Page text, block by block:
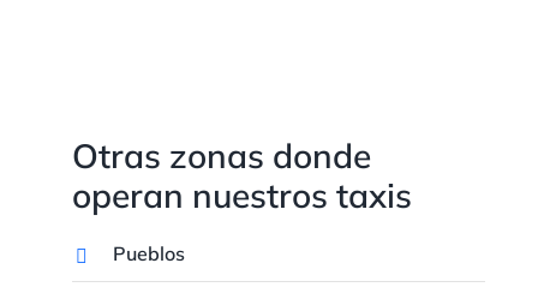
Otras zonas donde
operan nuestros taxis
Pueblos